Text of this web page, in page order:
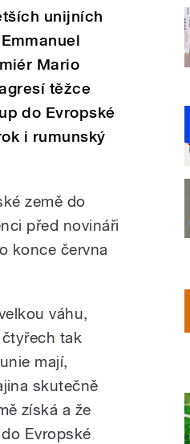
unijních
Mario
těžce
do Evropské
i rumunský
země do
před novináři
konce června
váhu,
tak
mají,
skutečně
získá a že
Evropské